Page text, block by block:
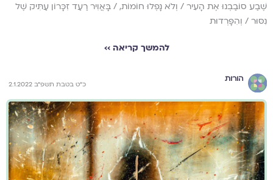
שֶׁבַע סוֹבַבְנוּ אֶת הָעִיר / וְלֹא נָפְלוּ חוֹמוֹת, / בָּאֲוִיר רַעַד זִכָּרוֹן עַתִּיק שֶׁל
נִסּוּר / וְהִפָּרְדוּת
להמשך קריאה ››
הורות
כ"ט בטבת תשפ"ב 2.1.2022